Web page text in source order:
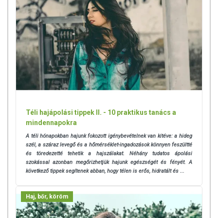
olyan arckrémet keresnek, amely elbánik a
pattanásokkal, közben ápolja, nyugtatja is a bőrt.
ÍGY HASZNÁLD A NR.9 ARCKRÉMÜNKET
A napi bőrápolási rutin részeként használd úgy, mint
bármilyen más arckrémet: a bőr alapos megtisztítása majd
szárazra törlése után vigyél fel 1-2 borsónyi a krémet teljes
arcra, vagy a leginkább problémás területekre. Finoman
ARCÁPOLÁSI TIPPEK
Fordítsd gondot az alapos tisztításra: reggel az éjszakára
használt krémek, szérumok maradékától szabadítsd meg a
bőrödet, este pedig a sminktől, a nappali arckrémektől,
valamint a nap során rárakódott szennyeződésektől.
Segítsd bőröd megújulását rendszeres radírozással!
Rózsaszín agyagos arcmaszkunk kiválóan megtisztítja a
zsíros bőrt, így elejét veheted az eltömődött pórusok okozta
pattanások kialakulásának.
Táplálkozz egészségesen: fogyassz sok zöldséget,
Téli hajápolási tippek II. - 10 praktikus tanács a
mindennapokra
A téli hónapokban hajunk fokozott igénybevételnek van kitéve: a hideg
szél, a száraz levegő és a hőmérséklet-ingadozások könnyen feszültté
és töredezetté tehetik a hajszálakat. Néhány tudatos ápolási
szokással azonban megőrizhetjük hajunk egészségét és fényét. A
következő tippek segítenek abban, hogy télen is erős, hidratált és ...
Haj, bőr, köröm